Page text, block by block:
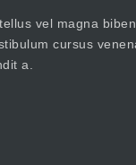
vel magna
cursus
a.